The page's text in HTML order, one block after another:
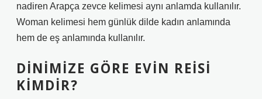
nadiren Arapça zevce kelimesi aynı anlamda kullanılır.
Woman kelimesi hem günlük dilde kadın anlamında
hem de eş anlamında kullanılır.
DINIMIZE GÖRE EVIN REISI
KIMDIR?